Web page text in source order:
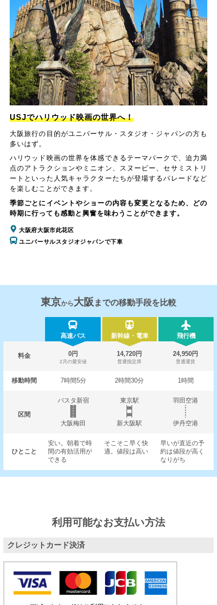
USJでハリウッド映画の世界へ！
大阪旅行の目的がユニバーサル・スタジオ・ジャパンの方も
多いはず。
ハリウッド映画の世界を体感できるテーマパークで、迫力満
点のアトラクションやミニオン、スヌーピー、セサミストリ
ートといった人気キャラクターたちが登場するパレードなど
を楽しむことができます。
季節ごとにイベントやショーの内容も変更となるため、どの
時期に行っても感動と興奮を味わうことができます。
大阪府大阪市此花区
ユニバーサルスタジオジャパンで下車
東京から大阪 までの移動手段を比較
高速バス 新幹線・電車 飛行機
料金 0円
2月の最安値
14,720円
普通指定席
24,950円
普通運賃
移動時間 7時間5分 2時間30分 1時間
区間
バスタ新宿 東京駅 羽田空港
大阪梅田 新大阪駅 伊丹空港
ひとこと
安い。朝着で時
間の有効活用が
できる
そこそこ早く快
適。値段は高い
早いが直近の予
約は値段が高く
なりがち
利用可能なお支払い方法
クレジットカード決済